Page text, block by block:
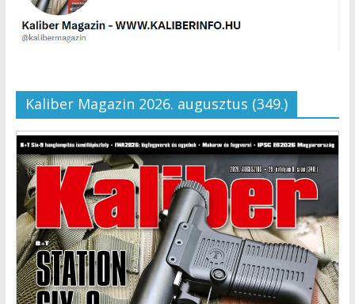
Kaliber Magazin 2026. augusztus (349.)